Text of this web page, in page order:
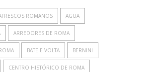
ROMANOS AGUA
ARREDORES DE ROMA
BATE E VOLTA BERNINI
CENTRO HISTÓRICO DE ROMA